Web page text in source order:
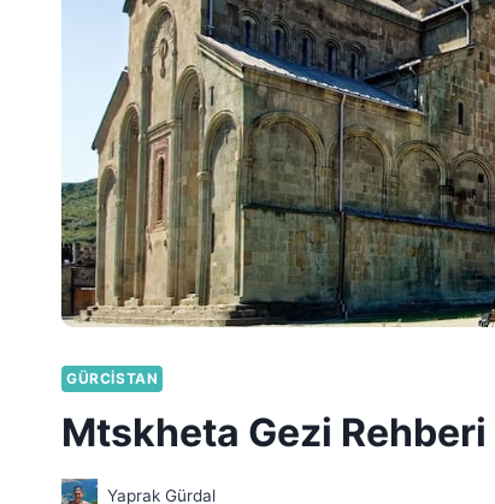
GÜRCISTAN
Mtskheta Gezi Rehberi
Yaprak Gürdal